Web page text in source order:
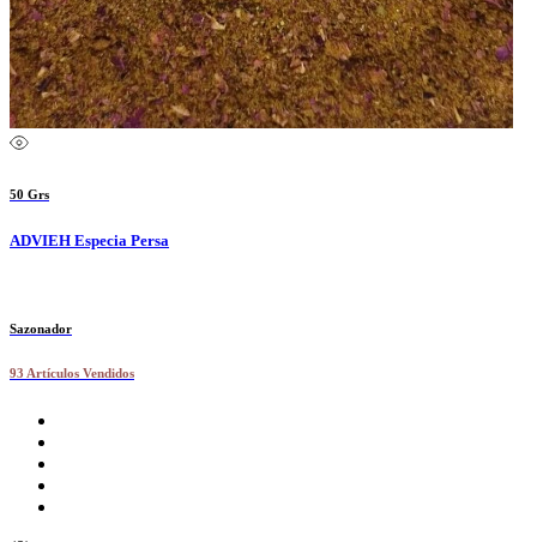
50 Grs
ADVIEH Especia Persa
Sazonador
93 Artículos Vendidos